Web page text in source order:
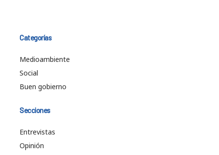
Categorías
Medioambiente
Social
Buen gobierno
Secciones
Entrevistas
Opinión